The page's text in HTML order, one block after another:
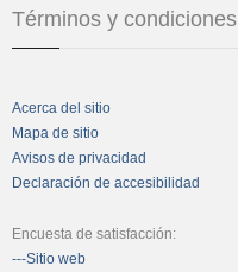
Términos y condiciones
Acerca del sitio
Mapa de sitio
Avisos de privacidad
Declaración de accesibilidad
Encuesta de satisfacción:
---Sitio web